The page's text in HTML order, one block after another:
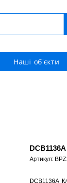
Наші об'єкти
Артикул:
DCB1136A